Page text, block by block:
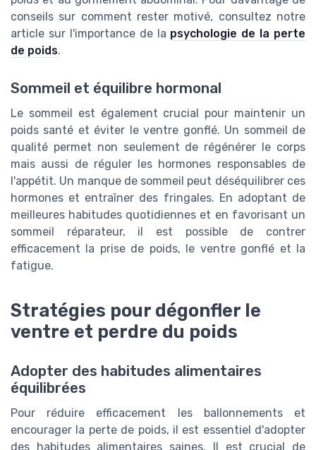
conseils sur comment rester motivé, consultez notre
article sur l'importance de la psychologie de la perte
de poids.
Sommeil et équilibre hormonal
Le sommeil est également crucial pour maintenir un
poids santé et éviter le ventre gonflé. Un sommeil de
qualité permet non seulement de régénérer le corps
mais aussi de réguler les hormones responsables de
l'appétit. Un manque de sommeil peut déséquilibrer ces
hormones et entraîner des fringales. En adoptant de
meilleures habitudes quotidiennes et en favorisant un
sommeil réparateur, il est possible de contrer
efficacement la prise de poids, le ventre gonflé et la
fatigue.
Stratégies pour dégonfler le
ventre et perdre du poids
Adopter des habitudes alimentaires
équilibrées
Pour réduire efficacement les ballonnements et
encourager la perte de poids, il est essentiel d'adopter
des habitudes alimentaires saines. Il est crucial de